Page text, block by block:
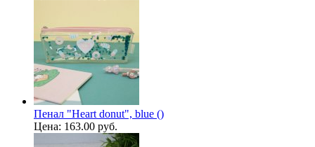
Пенал "Heart donut", blue ()
Цена: 163.00 руб.